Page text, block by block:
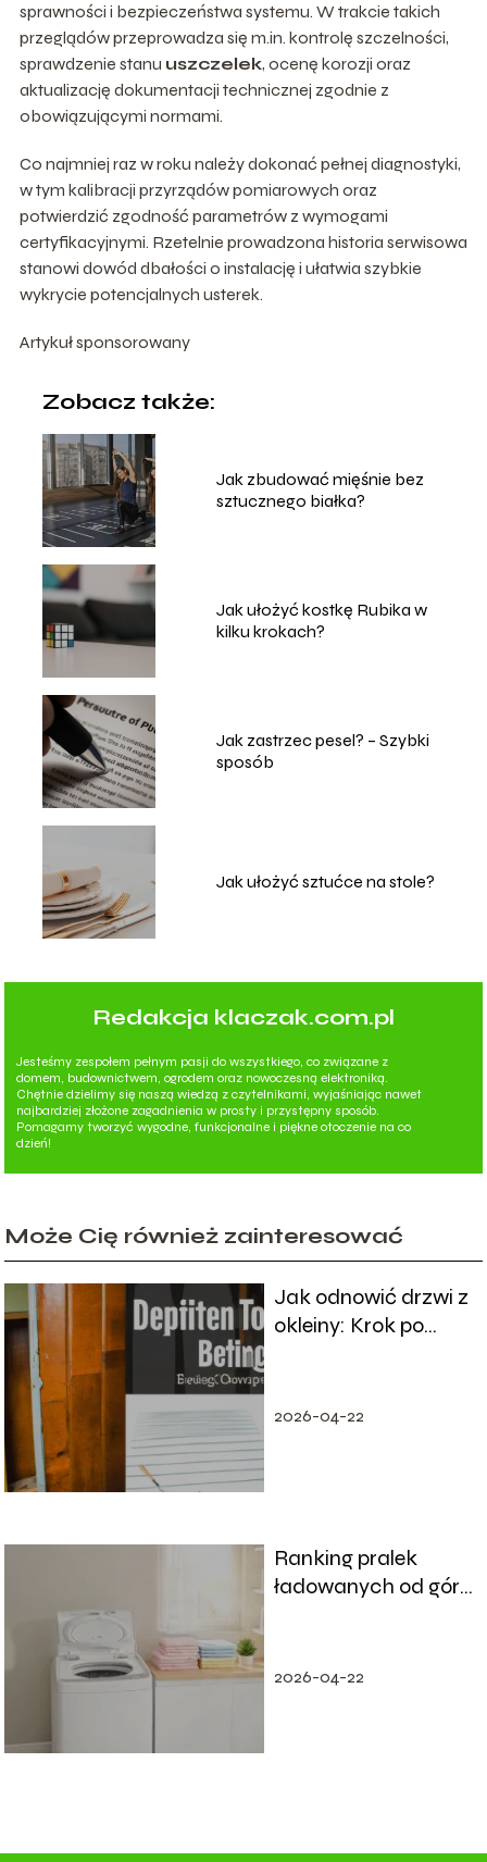
sprawności i bezpieczeństwa systemu. W trakcie takich
przeglądów przeprowadza się m.in. kontrolę szczelności,
sprawdzenie stanu uszczelek, ocenę korozji oraz
aktualizację dokumentacji technicznej zgodnie z
obowiązującymi normami.
Co najmniej raz w roku należy dokonać pełnej diagnostyki,
w tym kalibracji przyrządów pomiarowych oraz
potwierdzić zgodność parametrów z wymogami
certyfikacyjnymi. Rzetelnie prowadzona historia serwisowa
stanowi dowód dbałości o instalację i ułatwia szybkie
wykrycie potencjalnych usterek.
Artykuł sponsorowany
Zobacz także:
Jak zbudować mięśnie bez
sztucznego białka?
Jak ułożyć kostkę Rubika w
kilku krokach?
Jak zastrzec pesel? – Szybki
sposób
Jak ułożyć sztućce na stole?
Redakcja klaczak.com.pl
Jesteśmy zespołem pełnym pasji do wszystkiego, co związane z
domem, budownictwem, ogrodem oraz nowoczesną elektroniką.
Chętnie dzielimy się naszą wiedzą z czytelnikami, wyjaśniając nawet
najbardziej złożone zagadnienia w prosty i przystępny sposób.
Pomagamy tworzyć wygodne, funkcjonalne i piękne otoczenie na co
dzień!
Może Cię również zainteresować
Jak odnowić drzwi z
okleiny: Krok po
2026-04-22
Ranking pralek
ładowanych od góry
2026-04-22